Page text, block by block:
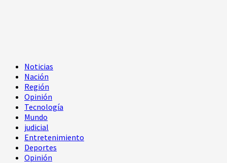
Menú
principal
Noticias
Nación
Región
Opinión
Tecnología
Mundo
judicial
Entretenimiento
Deportes
Opinión